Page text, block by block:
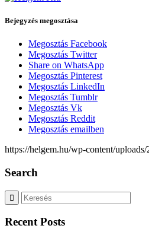
Bejegyzés megosztása
Megosztás Facebook
Megosztás Twitter
Share on WhatsApp
Megosztás Pinterest
Megosztás LinkedIn
Megosztás Tumblr
Megosztás Vk
Megosztás Reddit
Megosztás emailben
https://helgem.hu/wp-content/
Search
Recent Posts